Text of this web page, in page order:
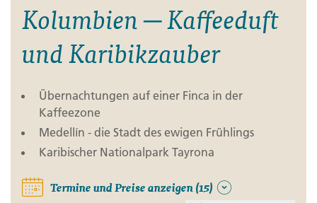
Kolumbien ─ Kaffeeduft
und Karibikzauber
Übernachtungen auf einer Finca in der
Kaffeezone
Medellín - die Stadt des ewigen Frühlings
Karibischer Nationalpark Tayrona
Termine und Preise anzeigen (15)